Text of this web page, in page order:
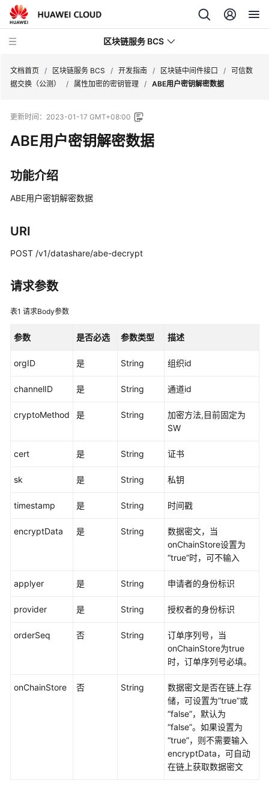
区块链服务 BCS
新
动
态
产
介
费
明
快
入
户
南
佳
践
开
指
代
文档首页 / 区块链服务 BCS / 开发指南 / 区块链中间件接口 / 可信数
据交换（公测）
/ 属性加密的密钥管理 / ABE用户密钥解密数据
更新时间： 2023-01-17 GMT+08:00
ABE用户密钥解密数据
功能介绍
ABE用户密钥解密数据
URI
POST /v1/datashare/abe-decrypt
请求参数
表1 请求Body参数
参数 是否必选 参数类型 描述
orgID 是 String 组织id
channelID 是 String 通道id
cryptoMethod 是 String
加密方法,目前固定为
SW
cert 是 String 证书
sk 是 String 私钥
timestamp 是 String 时间戳
encryptData 是 String
数据密文，当
onChainStore设置为
“true”时，可不输入
applyer 是 String 申请者的身份标识
provider 是 String 授权者的身份标识
orderSeq 否 String
订单序列号，当
onChainStore为true
时，订单序列号必填。
onChainStore 否 String
数据密文是否在链上存
储，可设置为“true”或
“false”，默认为
“false”。如果设置为
“true”，则不需要输入
encryptData，可自动
在链上获取数据密文